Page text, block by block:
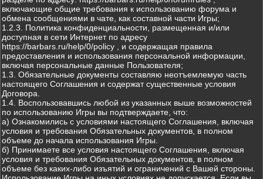
включающие общие требования к использованию форума и
обмена сообщениями в чате, как составной части Игры;
1.2.3. Политика конфиденциальности, размещенная и/или
доступная в сети Интернет по адресу
https://barbars.ru/help/0/policy , и содержащая правила
предоставления и использования персональной информации,
включая персональные данные Пользователя;
1.3. Обязательные документы составляю неотъемлемую часть
настоящего Соглашения и содержат существенные условия
Договора.
1.4. Воспользовавшись любой из указанных выше возможностей
по использованию Игры вы подтверждаете, что:
а) Ознакомились с условиями настоящего Соглашения, включая
условия и требования Обязательных документов, в полном
объеме до начала использования Игры.
б) Принимаете все условия настоящего Соглашения, включая
условия и требования Обязательных документов, в полном
объеме без каких-либо изъятий и ограничений с Вашей стороны.